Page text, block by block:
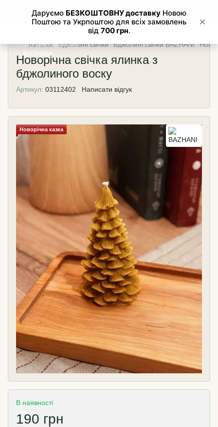
Каталог Бджолині свічки Бджолині свічки BAZHANI
Новорічна свічка ялинка з
бджолиного воску
Артикул: 03112402 Написати відгук
Новорічна казка
В наявності
190 грн